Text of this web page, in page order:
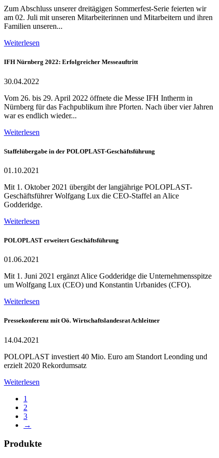
Zum Abschluss unserer dreitägigen Sommerfest-Serie feierten wir
am 02. Juli mit unseren Mitarbeiterinnen und Mitarbeitern und ihren
Familien unseren...
Weiterlesen
IFH Nürnberg 2022: Erfolgreicher Messeauftritt
30.04.2022
Vom 26. bis 29. April 2022 öffnete die Messe IFH Intherm in
Nürnberg für das Fachpublikum ihre Pforten. Nach über vier Jahren
war es endlich wieder...
Weiterlesen
Staffelübergabe in der POLOPLAST-Geschäftsführung
01.10.2021
Mit 1. Oktober 2021 übergibt der langjährige POLOPLAST-
Geschäftsführer Wolfgang Lux die CEO-Staffel an Alice
Godderidge.
Weiterlesen
POLOPLAST erweitert Geschäftsführung
01.06.2021
Mit 1. Juni 2021 ergänzt Alice Godderidge die Unternehmensspitze
um Wolfgang Lux (CEO) und Konstantin Urbanides (CFO).
Weiterlesen
Pressekonferenz mit Oö. Wirtschaftslandesrat Achleitner
14.04.2021
POLOPLAST investiert 40 Mio. Euro am Standort Leonding und
erzielt 2020 Rekordumsatz
Weiterlesen
1
2
3
→
Produkte